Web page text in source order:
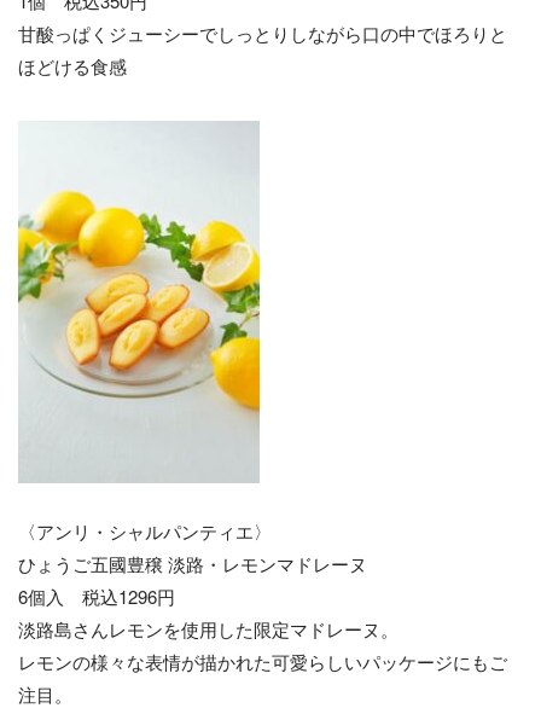
甘酸っぱくジューシーでしっとりしながら口の中でほろりと
ほどける食感
〈アンリ・シャルパンティエ〉
ひょうご五國豊穣 淡路・レモンマドレーヌ
6個入 税込1296円
淡路島さんレモンを使用した限定マドレーヌ。
レモンの様々な表情が描かれた可愛らしいパッケージにもご
注目。